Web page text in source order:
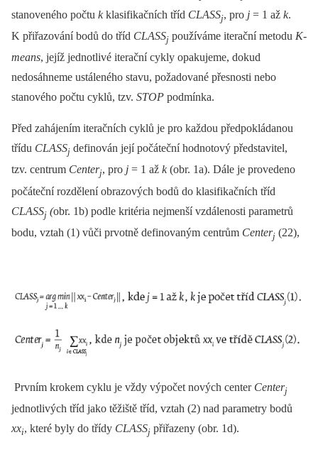
stanoveného počtu kklasifikačních tříd CLASSj, pro j = 1 až k.
K přiřazování bodů do tříd CLASSj používáme iterační metodu K-
means, jejíž jednotlivé iterační cykly opakujeme, dokud
nedosáhneme ustáleného stavu, požadované přesnosti nebo
stanového počtu cyklů, tzv. STOP podmínka.
Před zahájením iteračních cyklů je pro každou předpokládanou
třídu CLASSj definován její počáteční hodnotový představitel,
tzv. centrum Centerj, pro j = 1 až k(obr. 1a). Dále je provedeno
počáteční rozdělení obrazových bodů do klasifikačních tříd
CLASSj (obr. 1b) podle kritéria nejmenší vzdálenosti parametrů
bodu, vztah (1) vůči prvotně definovaným centrům Centerj (22),
Prvním krokem cyklu je vždy výpočet nových center Centerj
jednotlivých tříd jako těžiště tříd, vztah (2) nad parametry bodů
xxi, které byly do třídy CLASSj přiřazeny (obr. 1d).